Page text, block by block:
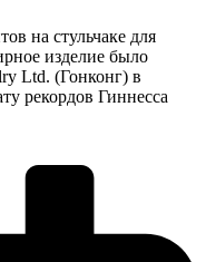
на стульчаке для
изделие было
Ltd. (Гонконг) в
рекордов Гиннесса